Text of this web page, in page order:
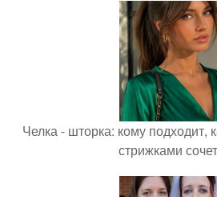
Челка - шторка: кому подходит,
стрижками